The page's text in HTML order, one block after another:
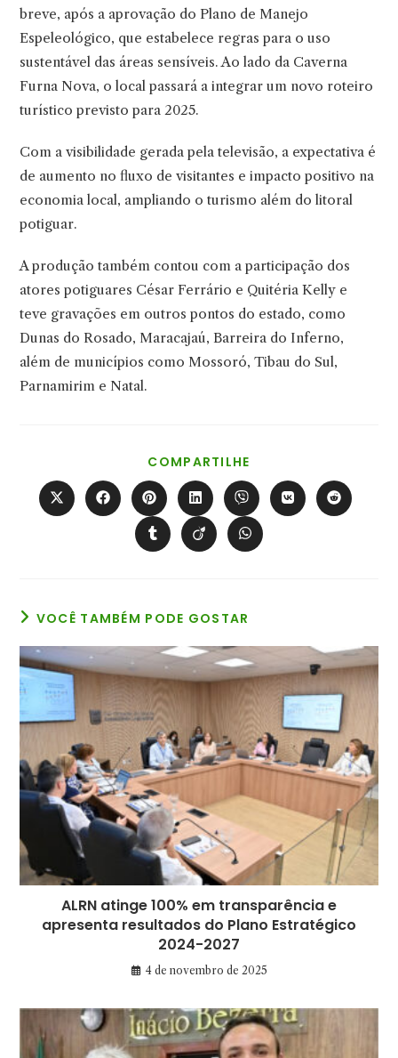
breve, após a aprovação do Plano de Manejo
Espeleológico, que estabelece regras para o uso
sustentável das áreas sensíveis. Ao lado da Caverna
Furna Nova, o local passará a integrar um novo roteiro
turístico previsto para 2025.
Com a visibilidade gerada pela televisão, a expectativa é
de aumento no fluxo de visitantes e impacto positivo na
economia local, ampliando o turismo além do litoral
potiguar.
A produção também contou com a participação dos
atores potiguares César Ferrário e Quitéria Kelly e
teve gravações em outros pontos do estado, como
Dunas do Rosado, Maracajaú, Barreira do Inferno,
além de municípios como Mossoró, Tibau do Sul,
Parnamirim e Natal.
COMPARTILHE
ESTE
CONTEÚDO
Abre
em
Abre
em
Abre
em
uma
nova
janela
Abre
em
uma
nova
janela
Abre
em
uma
nova
janela
Abre
em
Abre
em
Abre
em
Abre
em
Abre
em
VOCÊ TAMBÉM PODE GOSTAR
ALRN atinge 100% em transparência e
apresenta resultados do Plano Estratégico
2024-2027
4 de novembro de 2025